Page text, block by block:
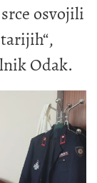
osvojili
Odak.